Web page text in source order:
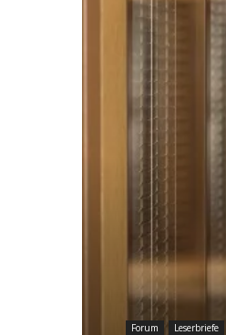
Forum Leserbriefe